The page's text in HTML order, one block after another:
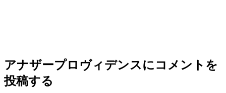
アナザープロヴィデンスにコメントを
投稿する